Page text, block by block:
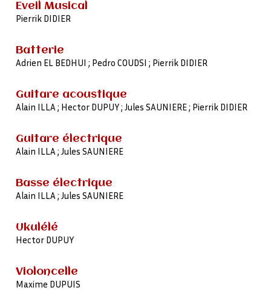
Eveil Musical
Pierrik DIDIER
Batterie
Adrien EL BEDHUI ; Pedro COUDSI ; Pierrik DIDIER
Guitare acoustique
Alain ILLA ; Hector DUPUY ; Jules SAUNIERE ; Pierrik DIDIER
Guitare électrique
Alain ILLA ; Jules SAUNIERE
Basse électrique
Alain ILLA ; Jules SAUNIERE
Ukulélé
Hector DUPUY
Violoncelle
Maxime DUPUIS